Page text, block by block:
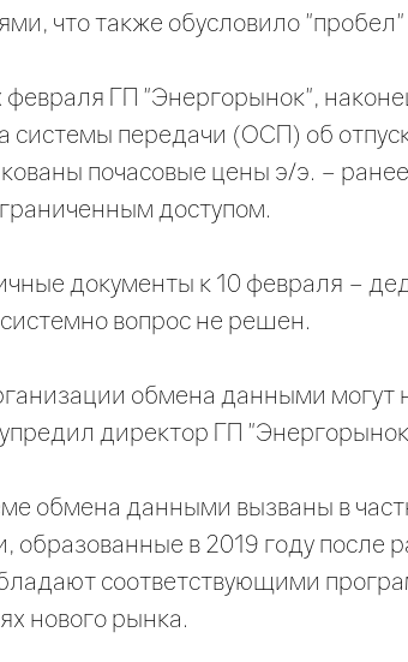
что также обусловило "пробел"
февраля ГП "Энергорынок",
системы передачи (ОСП) об
почасовые цены э/э. –
доступом.
документы к 10 февраля –
вопрос не решен.
обмена данными
директор ГП
обмена данными вызваны в
образованные в 2019 году после
соответствующими
нового рынка.